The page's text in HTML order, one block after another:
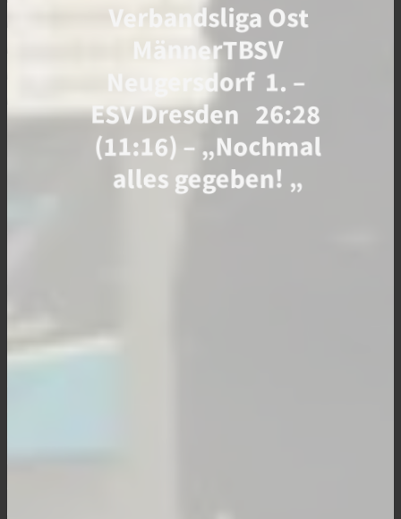
Verbandsliga Ost
MännerTBSV
Neugersdorf 1. –
ESV Dresden 26:28
(11:16) – „Nochmal
alles gegeben! „